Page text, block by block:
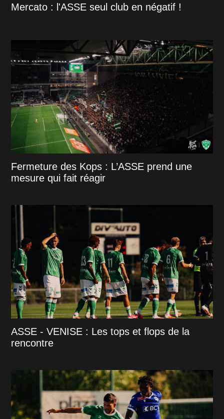
Mercato : l'ASSE seul club en négatif !
Fermeture des Kops : L’ASSE prend une
mesure qui fait réagir
ASSE - VENISE : Les tops et flops de la
rencontre